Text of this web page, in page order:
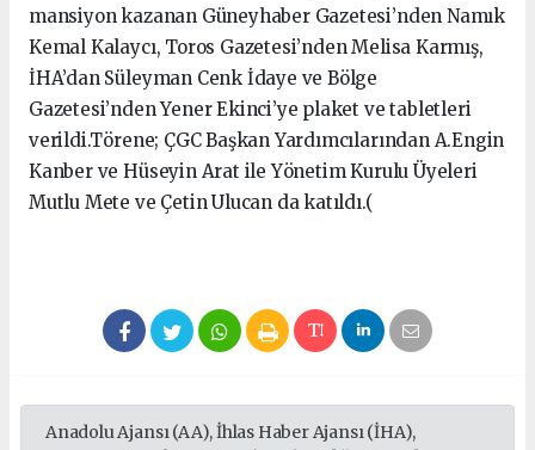
mansiyon kazanan Güneyhaber Gazetesi’nden Namık
Kemal Kalaycı, Toros Gazetesi’nden Melisa Karmış,
İHA’dan Süleyman Cenk İdaye ve Bölge
Gazetesi’nden Yener Ekinci’ye plaket ve tabletleri
verildi.Törene; ÇGC Başkan Yardımcılarından A.Engin
Kanber ve Hüseyin Arat ile Yönetim Kurulu Üyeleri
Mutlu Mete ve Çetin Ulucan da katıldı.(
Anadolu Ajansı (AA), İhlas Haber Ajansı (İHA),